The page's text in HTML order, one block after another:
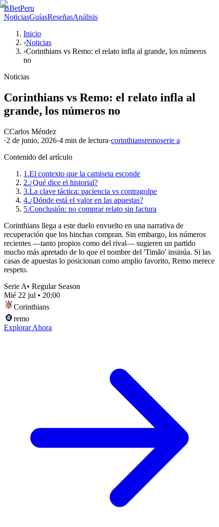
BBetPeru
NoticiasGuíasReseñasAnálisis
Inicio
›Noticias
›Corinthians vs Remo: el relato infla al grande, los números
no
Noticias
Corinthians vs Remo: el relato infla al
grande, los números no
CCarlos Méndez
·2 de junio, 2026·4 min de lectura·corinthiansremoserie a
Contenido del artículo
1.El contexto que la camiseta esconde
2.¿Qué dice el historial?
3.La clave táctica: paciencia vs contragolpe
4.¿Dónde está el valor en las apuestas?
5.Conclusión: no comprar relato sin factura
Corinthians llega a este duelo envuelto en una narrativa de
recuperación que los hinchas compran. Sin embargo, los números
recientes —tanto propios como del rival— sugieren un partido
mucho más apretado de lo que el nombre del 'Timão' insinúa. Si las
casas de apuestas lo posicionan como amplio favorito, Remo merece
respeto.
Serie A• Regular Season
Mié 22 jul • 20:00
Corinthians
remo
Explorar Ahora